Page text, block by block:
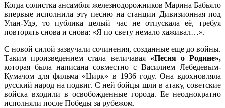
Когда солистка ансамбля железнодорожников Марина Бабьяло
впервые исполнила эту песню на станции Дивизионная под
Улан-Удэ, то публика целый час не отпускала её, требуя
повторять снова и снова: «Я по свету немало хаживал…».
С новой силой зазвучали сочинения, созданные еще до войны.
Таким произведением стала величавая «Песня о Родине»,
которая была написана совместно с Василием Лебедевым-
Кумачом для фильма «Цирк» в 1936 году. Она вдохновляла
русский народ на подвиг. С ней бойцы шли в атаку, советские
войска входили в освобожденные города. Ее неоднократно
исполняли после Победы за рубежом.